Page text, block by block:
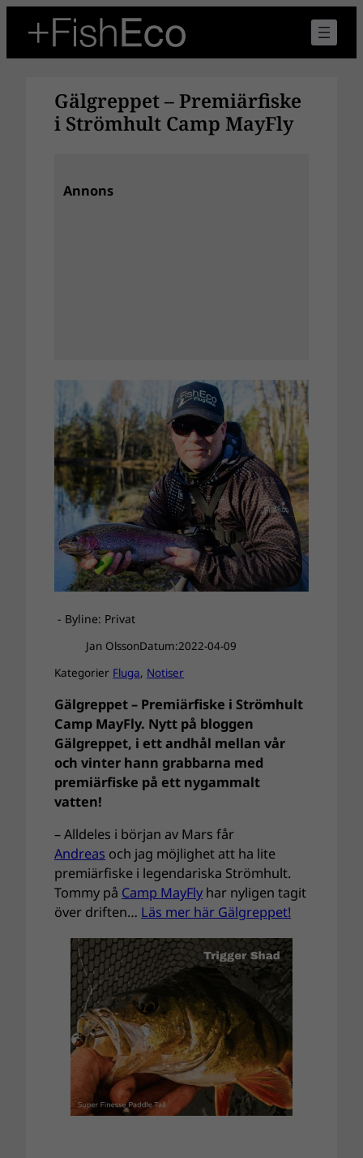
innehåll
Gälgreppet – Premiärfiske
i Strömhult Camp MayFly
Annons
- Byline: Privat
Jan OlssonDatum:2022-04-09
Kategorier Fluga, Notiser
Gälgreppet – Premiärfiske i Strömhult
Camp MayFly. Nytt på bloggen
Gälgreppet, i ett andhål mellan vår
och vinter hann grabbarna med
premiärfiske på ett nygammalt
vatten!
– Alldeles i början av Mars får
Andreas och jag möjlighet att ha lite
premiärfiske i legendariska Strömhult.
Tommy på Camp MayFly har nyligen tagit
över driften… Läs mer här Gälgreppet!